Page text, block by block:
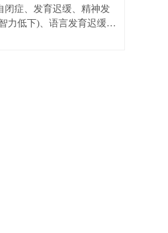
闭症、发育迟缓、精神发
力低下)、语言发育迟缓、